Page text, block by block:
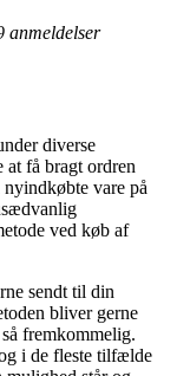
anmeldelser
diverse
at få bragt ordren
vare på
ved køb af
sendt til din
bliver gerne
fremkommelig.
i de fleste tilfælde